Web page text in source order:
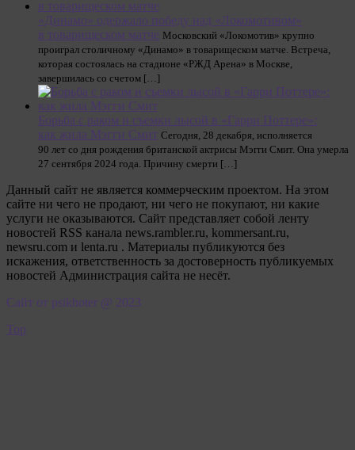
«Динамо» одержало победу над «Локомотивом»
в товарищеском матче Московский «Локомотив» крупно
проиграл столичному «Динамо» в товарищеском матче. Встреча,
которая состоялась на стадионе «РЖД Арена» в Москве,
завершилась со счетом […]
Борьба с раком и съемки лысой в «Гарри Поттере»:
как жила Мэгги Смит Сегодня, 28 декабря, исполняется
90 лет со дня рождения британской актрисы Мэгги Смит. Она умерла
27 сентября 2024 года. Причину смерти […]
Данный сайт не является коммерческим проектом. На этом
сайте ни чего не продают, ни чего не покупают, ни какие
услуги не оказываются. Сайт представляет собой ленту
новостей RSS канала news.rambler.ru, kommersant.ru,
newsru.com и lenta.ru . Материалы публикуются без
искажения, ответственность за достоверность публикуемых
новостей Администрация сайта не несёт.
Сайт от psikhoter @ 2023
Top